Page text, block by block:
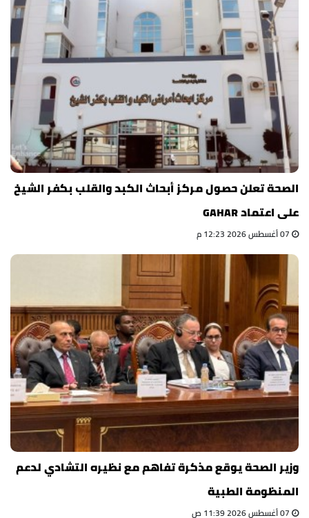
الصحة تعلن حصول مركز أبحاث الكبد والقلب بكفر الشيخ
على اعتماد GAHAR
وزير الصحة يوقع مذكرة تفاهم مع نظيره التشادي لدعم
المنظومة الطبية